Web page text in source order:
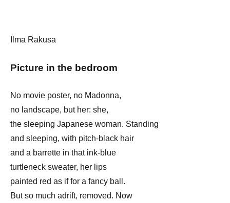
Ilma Rakusa
Picture in the bedroom
No movie poster, no Madonna,
no landscape, but her: she,
the sleeping Japanese woman. Standing
and sleeping, with pitch-black hair
and a barrette in that ink-blue
turtleneck sweater, her lips
painted red as if for a fancy ball.
But so much adrift, removed. Now